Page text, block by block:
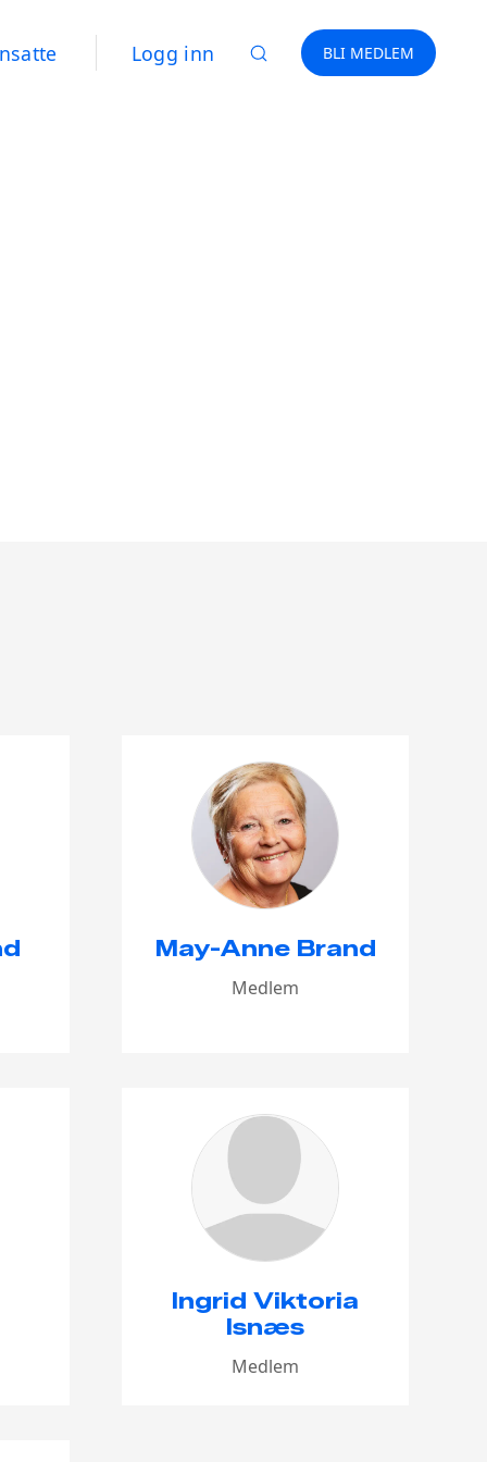
Logg inn BLI MEDLEM
May-Anne Brand
Medlem
Ingrid Viktoria
Isnæs
Medlem